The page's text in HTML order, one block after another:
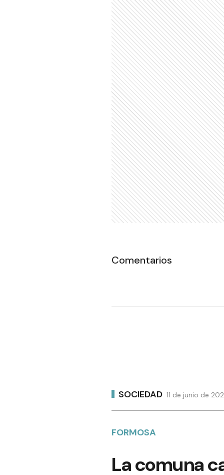
Comentarios
SOCIEDAD 11 de junio de
FORMOSA
La comuna